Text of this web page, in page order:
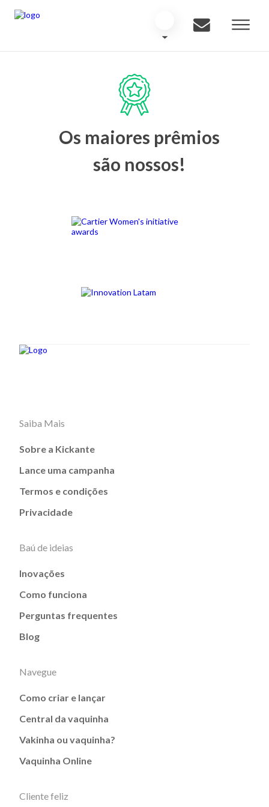
Os maiores prêmios
são nossos!
Saiba Mais
Sobre a Kickante
Lance uma campanha
Termos e condições
Privacidade
Baú de ideias
Inovações
Como funciona
Perguntas frequentes
Blog
Navegue
Como criar e lançar
Central da vaquinha
Vakinha ou vaquinha?
Vaquinha Online
Cliente feliz